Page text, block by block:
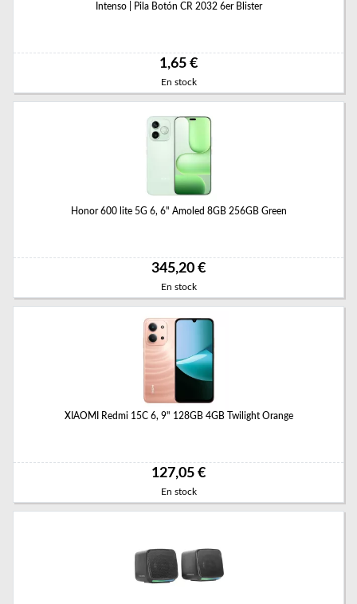
Intenso | Pila Botón CR 2032 6er Blister
1,65 €
En stock
Honor 600 lite 5G 6, 6" Amoled 8GB 256GB Green
345,20 €
En stock
XIAOMI Redmi 15C 6, 9" 128GB 4GB Twilight Orange
127,05 €
En stock